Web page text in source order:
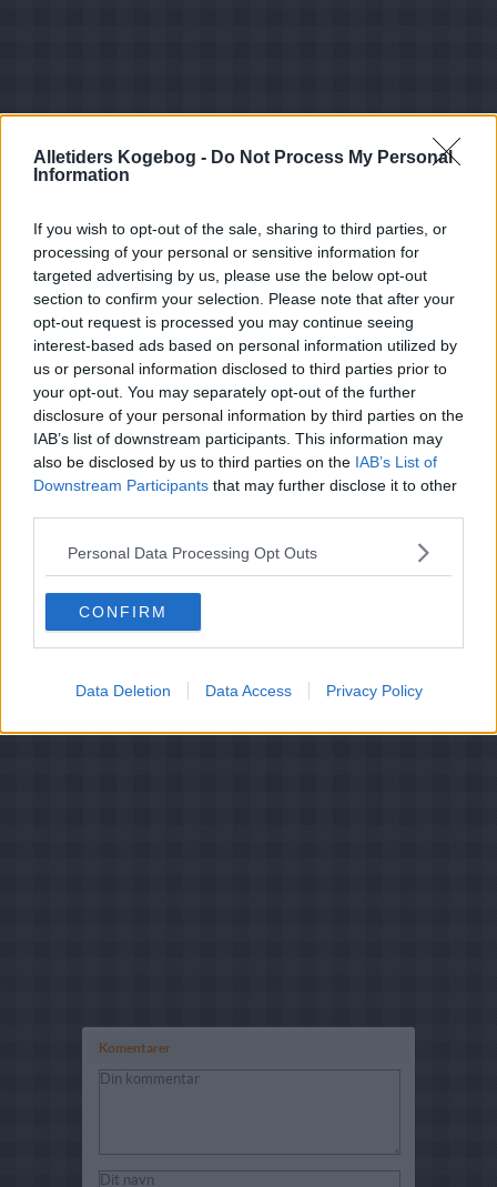
Alletiders Kogebog - Do Not Process My Personal
Information
If you wish to opt-out of the sale, sharing to third parties, or
processing of your personal or sensitive information for
targeted advertising by us, please use the below opt-out
section to confirm your selection. Please note that after your
opt-out request is processed you may continue seeing
interest-based ads based on personal information utilized by
us or personal information disclosed to third parties prior to
your opt-out. You may separately opt-out of the further
disclosure of your personal information by third parties on the
IAB’s list of downstream participants. This information may
also be disclosed by us to third parties on the IAB’s List of
Downstream Participants that may further disclose it to other
Personal Data Processing Opt Outs
CONFIRM
Data Deletion Data Access Privacy Policy
Opskriftsinfo
Ret : Kolde drikke-Smoothie
Hovedingrediens : Frugt- Diverse frugt
Indsendt : 2003-07-13
Redigeret:2024-10-30
Bedøm retten
Brugernes vurdering:3.1(107 stemmer )
Komentarer